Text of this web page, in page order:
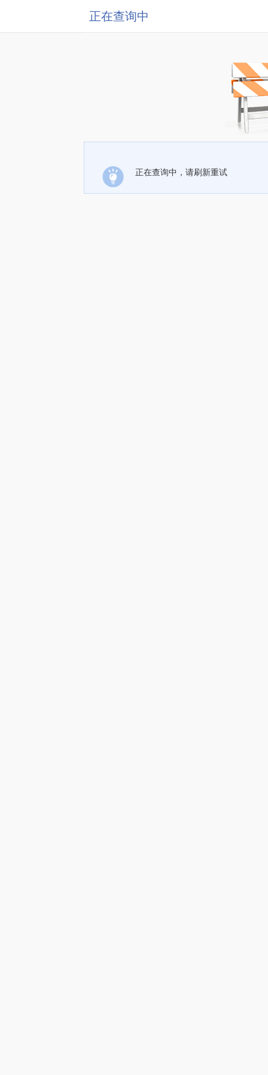
正在查询中
正在查询中，请刷新重试